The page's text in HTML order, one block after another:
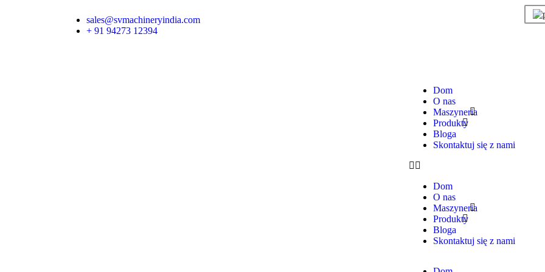
sales@svmachineryindia.com
+ 91 94273 12394
Dom
O nas
Maszyneria
Produkty
Bloga
Skontaktuj się z nami
Dom
O nas
Maszyneria
Produkty
Bloga
Skontaktuj się z nami